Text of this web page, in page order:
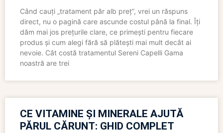
Când cauți „tratament păr alb preț”, vrei un răspuns
direct, nu o pagină care ascunde costul până la final. Îți
dăm mai jos prețurile clare, ce primești pentru fiecare
produs și cum alegi fără să plătești mai mult decât ai
nevoie. Cât costă tratamentul Sereni Capelli Gama
noastră are trei
CE VITAMINE ȘI MINERALE AJUTĂ
PĂRUL CĂRUNT: GHID COMPLET